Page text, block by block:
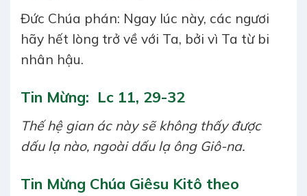
Đức Chúa phán: Ngay lúc này, các ngươi
hãy hết lòng trở về với Ta, bởi vì Ta từ bi
nhân hậu.
Tin Mừng: Lc 11, 29-32
Thế hệ gian ác này sẽ không thấy được
dấu lạ nào, ngoài dấu lạ ông Giô-na.
Tin Mừng Chúa Giêsu Kitô theo